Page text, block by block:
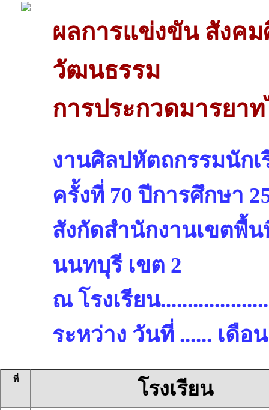
ผลการแข่งขัน สังค
วัฒนธรรม
การประกวดมารยา
งานศิลปหัตถกรรมนัก
ครั้งที่ 70 ปีการศึกษา
สังกัดสำนักงานเขตพื้
นนทบุรี เขต 2
ณ โรงเรียน
ระหว่าง วันที่ ...... เดือ
ที่ โรงเรียน